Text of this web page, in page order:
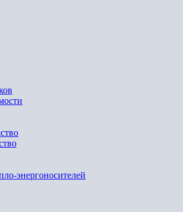
энергоносителей